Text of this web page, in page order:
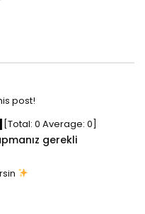
post!
[Total: 0 Average: 0]
gerekli